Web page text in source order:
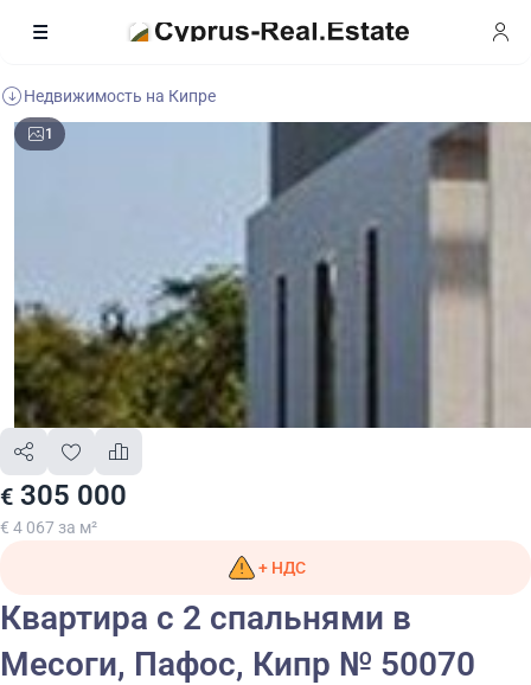
Недвижимость на Кипре
1
€ 305 000
€ 4 067 за м²
+ НДС
Квартира с 2 спальнями в
Месоги, Пафос, Кипр № 50070